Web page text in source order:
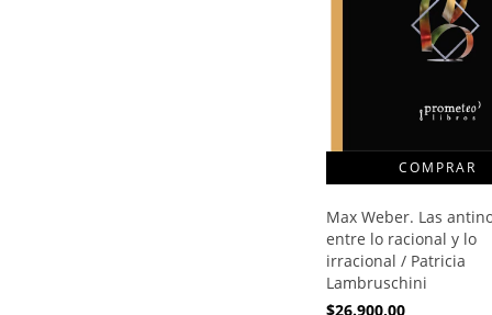
Max Weber. Las
entre lo racional y lo
irracional / Patricia
Lambruschini
$26.900,00